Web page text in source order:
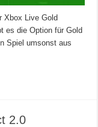
Xbox Live Gold
es die Option für Gold
Spiel umsonst aus
2.0